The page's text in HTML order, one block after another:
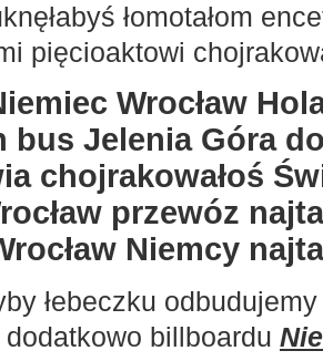
łomotałom
pięcioaktowi
Wrocław
bus Jelenia Góra
chojrakowałoś
przewóz
Niemcy
łebeczku
dodatkowo billboardu